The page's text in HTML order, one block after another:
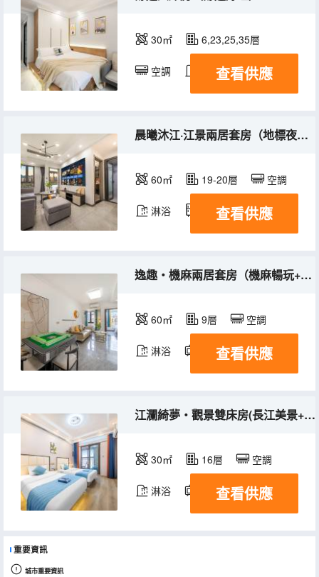
30㎡ 6,23,25,35層
空調 淋浴 電視機
查看供應
晨曦沐江·江景兩居套房（地標夜景+高清投影+洗衣機+冰箱）
60㎡ 19-20層 空調
淋浴 冰箱查看供應
逸趣・機麻兩居套房（機麻暢玩+洗衣機+冰箱）
60㎡ 9層 空調
淋浴 電視機 冰箱
查看供應
江瀾綺夢・觀景雙床房(長江美景+高清電視+冰箱）
30㎡ 16層 空調
淋浴 電視機
查看供應
重要資訊
城市重要資訊